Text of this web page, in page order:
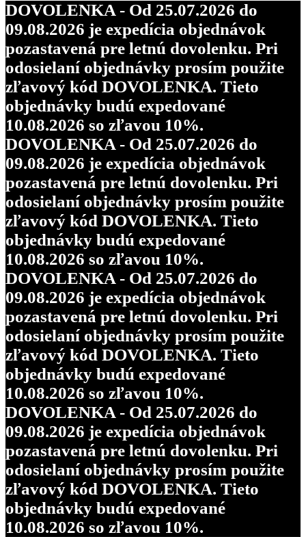
DOVOLENKA - Od 25.07.2026 do
09.08.2026 je expedícia objednávok
pozastavená pre letnú dovolenku. Pri
odosielaní objednávky prosím použite
zľavový kód DOVOLENKA. Tieto
objednávky budú expedované
10.08.2026 so zľavou 10%.
DOVOLENKA - Od 25.07.2026 do
09.08.2026 je expedícia objednávok
pozastavená pre letnú dovolenku. Pri
odosielaní objednávky prosím použite
zľavový kód DOVOLENKA. Tieto
objednávky budú expedované
10.08.2026 so zľavou 10%.
DOVOLENKA - Od 25.07.2026 do
09.08.2026 je expedícia objednávok
pozastavená pre letnú dovolenku. Pri
odosielaní objednávky prosím použite
zľavový kód DOVOLENKA. Tieto
objednávky budú expedované
10.08.2026 so zľavou 10%.
DOVOLENKA - Od 25.07.2026 do
09.08.2026 je expedícia objednávok
pozastavená pre letnú dovolenku. Pri
odosielaní objednávky prosím použite
zľavový kód DOVOLENKA. Tieto
objednávky budú expedované
10.08.2026 so zľavou 10%.